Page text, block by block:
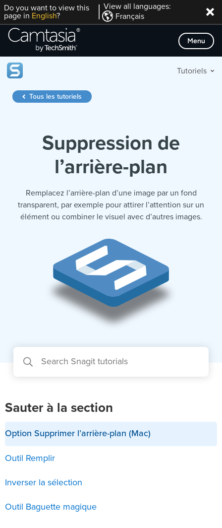
Passer
directement
contenu
Do you want to view this
page in English?
View all languages:
Français
Menu
Tutoriels
Tous les tutoriels
Suppression de
l’arrière-plan
Remplacez l’arrière-plan d’une image par un fond
transparent, par exemple pour attirer l’attention sur un
élément ou combiner le visuel avec d’autres images.
Sauter à la section
Option Supprimer l’arrière-plan (Mac)
Outil Remplir
Inverser la sélection
Outil Baguette magique